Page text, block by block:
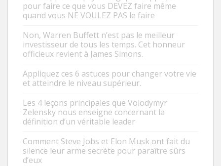
pour faire ce que vous DEVEZ faire même
quand vous NE VOULEZ PAS le faire
Non, Warren Buffett n’est pas le meilleur
investisseur de tous les temps. Cet honneur
officieux revient à James Simons.
Appliquez ces 6 astuces pour changer votre vie
et atteindre le niveau supérieur.
Les 4 leçons principales que Volodymyr
Zelensky nous enseigne concernant la
définition d’un véritable leader
Comment Steve Jobs et Elon Musk ont fait du
silence leur arme secrète pour paraître sûrs
d’eux